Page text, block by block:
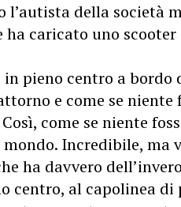
l’autista della società
ha caricato uno
in pieno centro a bordo
e come se
come se niente
Incredibile, ma
ha davvero
centro, al capolinea